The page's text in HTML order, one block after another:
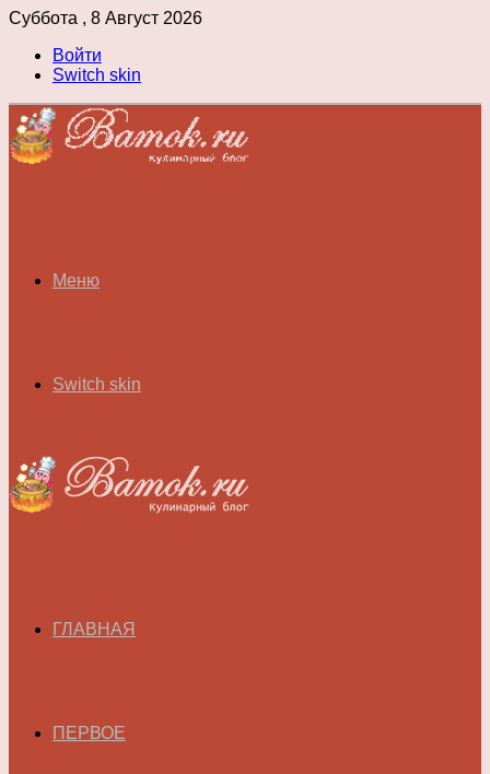
Суббота , 8 Август 2026
Войти
Switch skin
Меню
Switch skin
ГЛАВНАЯ
ПЕРВОЕ